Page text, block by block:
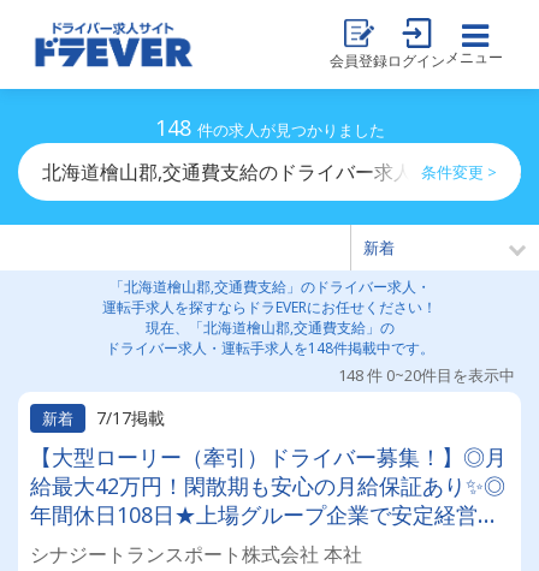
会員登録ログイン メニュー
148 件の求人が見つかりました
北海道檜山郡,交通費支給のドライバー求人・運転手求人
条件変更 >
「北海道檜山郡,交通費支給」のドライバー求人・
運転手求人を探すならドラEVERにお任せください！
現在、「北海道檜山郡,交通費支給」の
ドライバー求人・運転手求人を148件掲載中です。
148 件 0~20件目を表示中
新着
7/17掲載
【大型ローリー（牽引）ドライバー募集！】◎月
給最大42万円！閑散期も安心の月給保証あり✨◎
年間休日108日★上場グループ企業で安定経営◎
退職金＆再雇用あり◎専属車両＆同乗研修あり！
シナジートランスポート株式会社 本社